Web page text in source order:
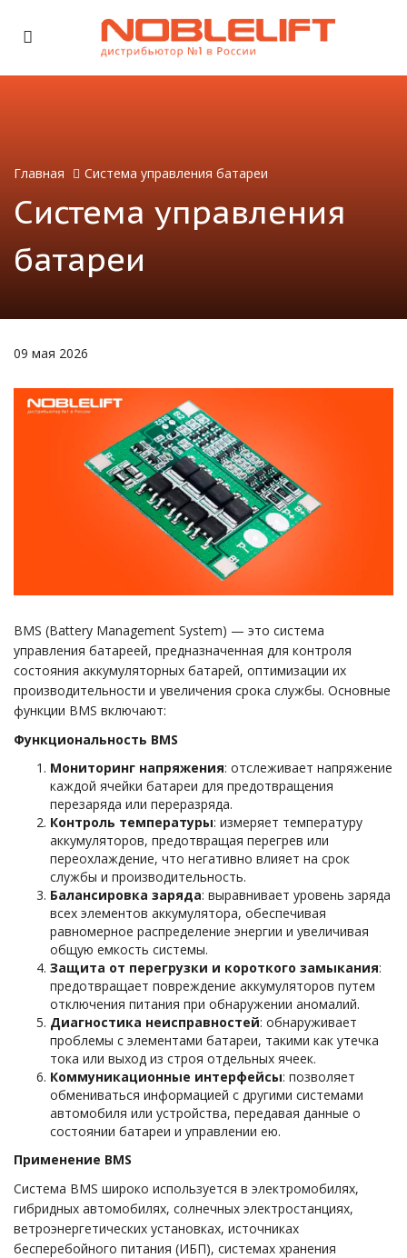
Главная Система управления батареи
Система управления
батареи
09 мая 2026
BMS (Battery Management System) — это система
управления батареей, предназначенная для контроля
состояния аккумуляторных батарей, оптимизации их
производительности и увеличения срока службы. Основные
функции BMS включают:
Функциональность BMS
Мониторинг напряжения: отслеживает напряжение
каждой ячейки батареи для предотвращения
перезаряда или переразряда.
Контроль температуры: измеряет температуру
аккумуляторов, предотвращая перегрев или
переохлаждение, что негативно влияет на срок
службы и производительность.
Балансировка заряда: выравнивает уровень заряда
всех элементов аккумулятора, обеспечивая
равномерное распределение энергии и увеличивая
общую емкость системы.
Защита от перегрузки и короткого замыкания:
предотвращает повреждение аккумуляторов путем
отключения питания при обнаружении аномалий.
Диагностика неисправностей: обнаруживает
проблемы с элементами батареи, такими как утечка
тока или выход из строя отдельных ячеек.
Коммуникационные интерфейсы: позволяет
обмениваться информацией с другими системами
автомобиля или устройства, передавая данные о
состоянии батареи и управлении ею.
Применение BMS
Система BMS широко используется в электромобилях,
гибридных автомобилях, солнечных электростанциях,
ветроэнергетических установках, источниках
бесперебойного питания (ИБП), системах хранения